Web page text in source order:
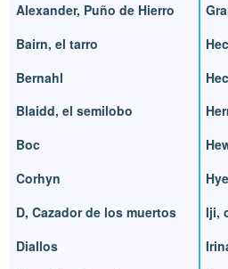
Alexander, Puño de Hierro
Bairn, el tarro
Bernahl
Blaidd, el semilobo
Boc
Corhyn
D, Cazador de los muertos
Diallos
Iji,